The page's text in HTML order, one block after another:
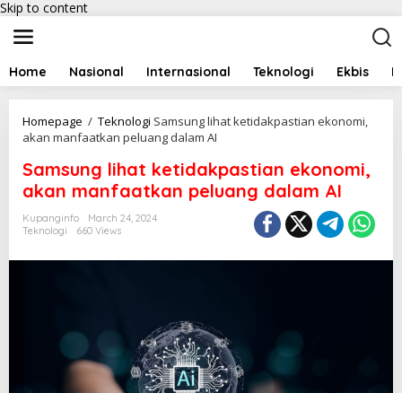
Skip to content
Home Nasional Internasional Teknologi Ekbis
Homepage / Teknologi Samsung lihat ketidakpastian ekonomi,
akan manfaatkan peluang dalam AI
Samsung lihat ketidakpastian ekonomi,
akan manfaatkan peluang dalam AI
Kupanginfo
March 24, 2024
Teknologi
660 Views